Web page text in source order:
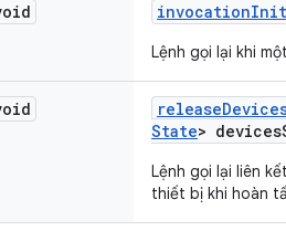
invocation
Lệnh gọi lại khi
release
State> devices
Lệnh gọi lại liên
thiết bị khi hoàn